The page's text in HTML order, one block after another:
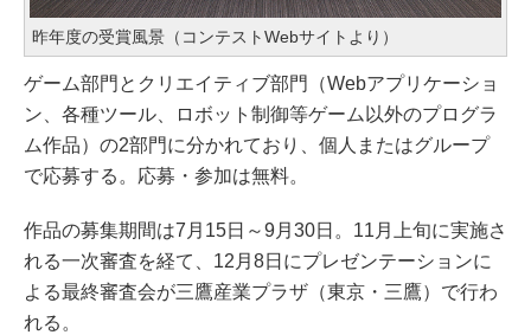
昨年度の受賞風景（コンテストWebサイトより）
ゲーム部門とクリエイティブ部門（Webアプリケーショ
ン、各種ツール、ロボット制御等ゲーム以外のプログラ
ム作品）の2部門に分かれており、個人またはグループ
で応募する。応募・参加は無料。
作品の募集期間は7月15日～9月30日。11月上旬に実施さ
れる一次審査を経て、12月8日にプレゼンテーションに
よる最終審査会が三鷹産業プラザ（東京・三鷹）で行わ
れる。